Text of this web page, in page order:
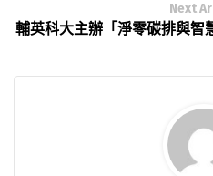
Next
輔英科大主辦「淨零碳排與智